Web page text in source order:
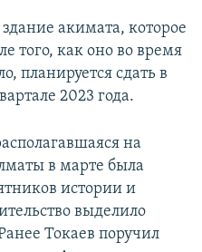
акимата, которое
того, как оно во время
планируется сдать в
2023 года.
на
в марте была
истории и
выделило
Токаев поручил